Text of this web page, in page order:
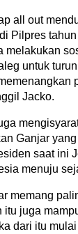
all out
Pilpres
melakukan
untuk
Jacko.
Ganjar
saat ini
menuju
memang
itu juga
dari itu